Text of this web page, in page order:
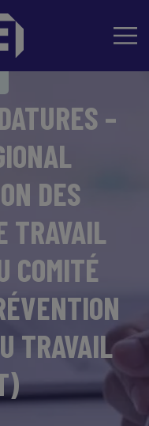
–
DES
TRAVAIL
COMITÉ
TRAVAIL